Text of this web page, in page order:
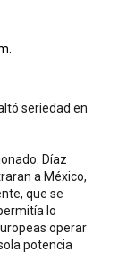
seriedad en
Díaz
a México,
que se
lo
operar
potencia